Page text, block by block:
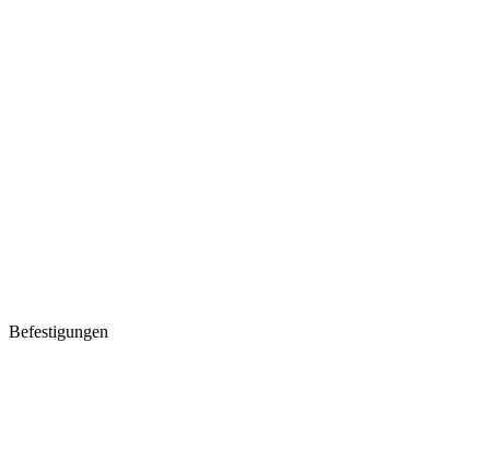
Befestigungen